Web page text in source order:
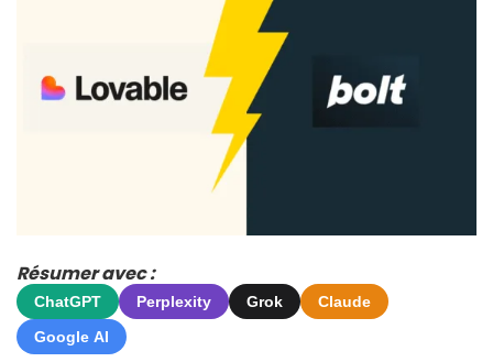
Résumer avec :
ChatGPT Perplexity Grok
Claude
Google AI